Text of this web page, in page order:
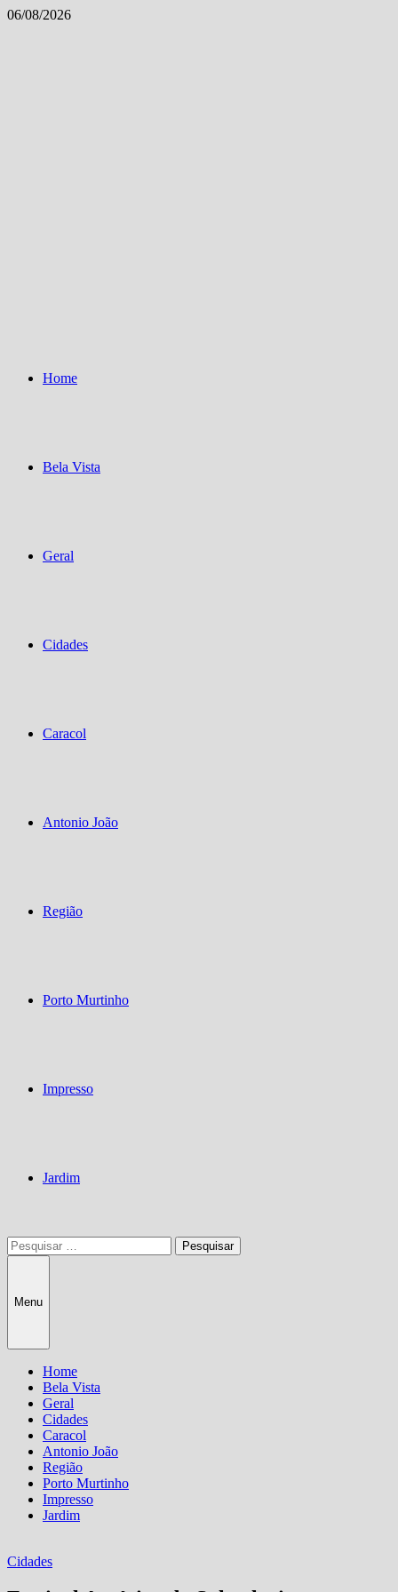
Skip
06/08/2026
Home
Bela Vista
Geral
Cidades
Caracol
Antonio João
Região
Porto Murtinho
Impresso
Jardim
Pesquisar
por:
Menu
Home
Bela Vista
Geral
Cidades
Caracol
Antonio João
Região
Porto Murtinho
Impresso
Jardim
Cidades